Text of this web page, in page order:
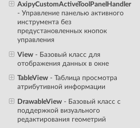
AxipyCustomActiveToolPanelHandler
- Управление панелью активного
инструмента без
предустановленных кнопок
управления
View- Базовый класс для
отображения данных в окне
TableView- Таблица просмотра
атрибутивной информации
DrawableView- Базовый класс с
поддержкой визуального
редактирования геометрий